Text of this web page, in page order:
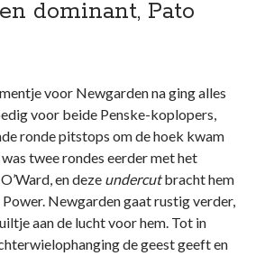
dominant, Pato
voor Newgarden na ging alles
voor beide Penske-koplopers,
ronde pitstops om de hoek kwam
twee rondes eerder met het
en deze undercutbracht hem
Newgarden gaat rustig verder,
aan de lucht voor hem. Tot in
de geest geeft en